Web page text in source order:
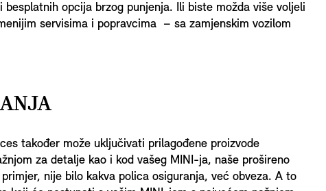
opcija brzog punjenja. Ili biste možda više voljeli
servisima i popravcima – sa zamjenskim vozilom
također može uključivati prilagođene proizvode
za detalje kao i kod vašeg MINI-ja, naše prošireno
nije bilo kakva polica osiguranja, već obveza. A to